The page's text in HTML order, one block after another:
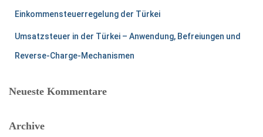
Einkommensteuerregelung der Türkei
Umsatzsteuer in der Türkei – Anwendung, Befreiungen und
Reverse-Charge-Mechanismen
Neueste Kommentare
Archive